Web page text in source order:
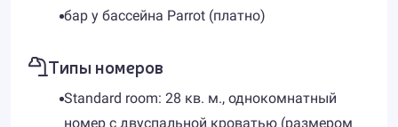
бар у бассейна Parrot (платно)
Типы номеров
Standard room: 28 кв. м., однокомнатный
номер с двуспальной кроватью (размером